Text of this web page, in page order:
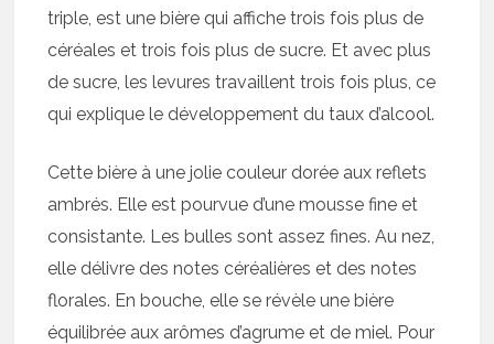
triple, est une bière qui affiche trois fois plus de
céréales et trois fois plus de sucre. Et avec plus
de sucre, les levures travaillent trois fois plus, ce
qui explique le développement du taux d’alcool.
Cette bière à une jolie couleur dorée aux reflets
ambrés. Elle est pourvue d’une mousse fine et
consistante. Les bulles sont assez fines. Au nez,
elle délivre des notes céréalières et des notes
florales. En bouche, elle se révèle une bière
équilibrée aux arômes d’agrume et de miel. Pour